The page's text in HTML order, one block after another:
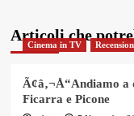
Articoli che
Cinema in TV
Ã¢â‚¬Å“Andiamo a
Ficarra e Picone